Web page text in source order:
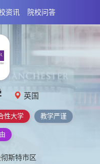
资讯 院校问答
英国
性大学 教学严谨
斯特市区